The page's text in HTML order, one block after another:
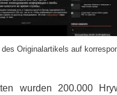
Originalartikels auf
wurden 200.000